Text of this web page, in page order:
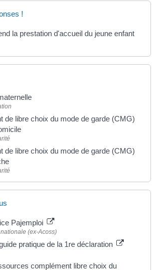
!
la prestation d'accueil du jeune enfant
de libre choix du mode de garde (CMG)
de libre choix du mode de garde (CMG)
Pajemploi
(ex-Acoss)
pratique de la 1re déclaration
complément libre choix du